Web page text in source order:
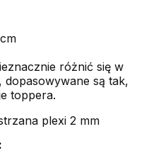
różnić się w
dopasowywane są tak,
toppera.
plexi 2 mm